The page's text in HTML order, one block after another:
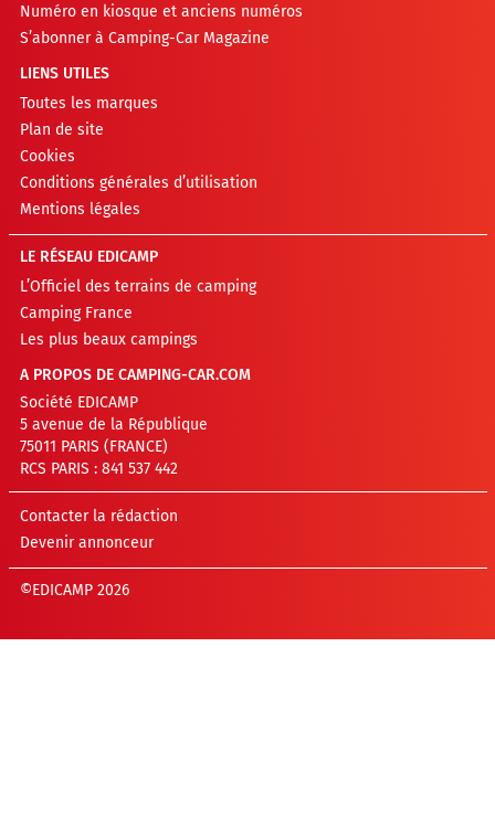
Numéro en kiosque et anciens numéros
S’abonner à Camping-Car Magazine
LIENS UTILES
Toutes les marques
Plan de site
Cookies
Conditions générales d’utilisation
Mentions légales
LE RÉSEAU EDICAMP
L’Officiel des terrains de camping
Camping France
Les plus beaux campings
A PROPOS DE CAMPING-CAR.COM
Société EDICAMP
5 avenue de la République
75011 PARIS (FRANCE)
RCS PARIS : 841 537 442
Contacter la rédaction
Devenir annonceur
©EDICAMP 2026